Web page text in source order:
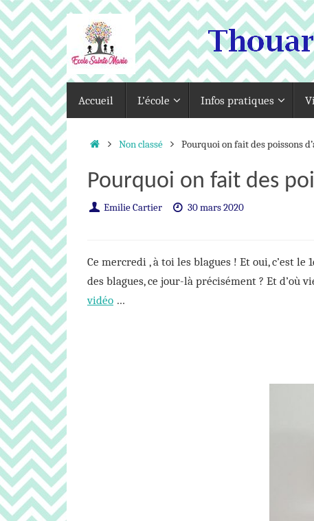
Passer
au
contenu
au
contenu
Accueil L’école Infos pratiques
AccueilNon classé Pourquoi on fait des poissons
Pourquoi on fait des
Emilie Cartier 30 mars 2020
Ce mercredi , à toi les blagues ! Et oui, c’est
des blagues, ce jour-là précisément ? Et d’où
vidéo …